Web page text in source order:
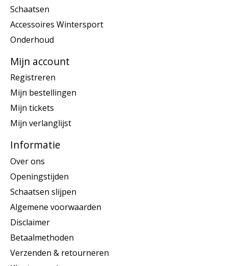
Schaatsen
Accessoires Wintersport
Onderhoud
Mijn account
Registreren
Mijn bestellingen
Mijn tickets
Mijn verlanglijst
Informatie
Over ons
Openingstijden
Schaatsen slijpen
Algemene voorwaarden
Disclaimer
Betaalmethoden
Verzenden & retourneren